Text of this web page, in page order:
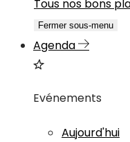
Tous nos bons
Fermer sous-menu
Agenda
Evénements
Aujourd'hui